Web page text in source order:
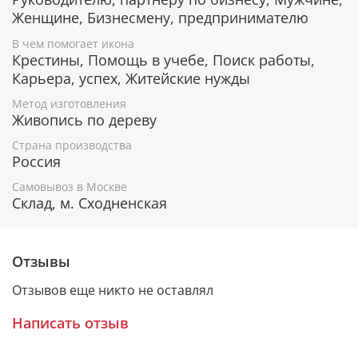
Гарантия подлинности
К каждому живописному образу прикладывается
номерное свидетельство, в котором подробно
расписана вся информация об иконе:
Имя художника,
Материалы, из которых она изготовлена,
Церкви.
Каждая икона размещается в красивой деревянной
шкатулке из натурального дерева с откидной
Женщине, Бизнесмену, предпринимателю
В чем помогает икона
Крестины, Помощь в учебе, Поиск работы,
Карьера, успех, Житейские нужды
Метод изготовления
Живопись по дереву
Страна производства
Россия
Самовывоз в Москве
Склад, м. Сходненская
Отзывы
Отзывов еще никто не оставлял
Написать отзыв